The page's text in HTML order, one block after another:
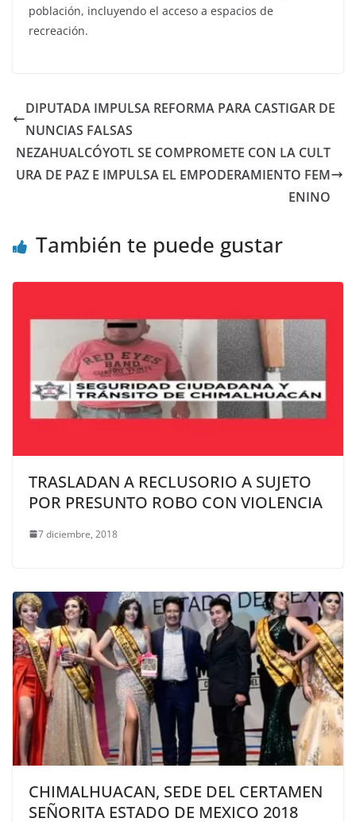
población, incluyendo el acceso a espacios de
recreación.
DIPUTADA IMPULSA REFORMA PARA CASTIGAR DE
NUNCIAS FALSAS
NEZAHUALCÓYOTL SE COMPROMETE CON LA CULT
URA DE PAZ E IMPULSA EL EMPODERAMIENTO FEM
ENINO
También te puede gustar
TRASLADAN A RECLUSORIO A SUJETO
POR PRESUNTO ROBO CON VIOLENCIA
7 diciembre, 2018
CHIMALHUACAN, SEDE DEL CERTAMEN
SEÑORITA ESTADO DE MEXICO 2018